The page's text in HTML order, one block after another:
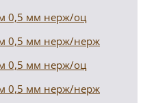
0,5 мм нерж/оц
0,5 мм нерж/нерж
0,5 мм нерж/оц
0,5 мм нерж/нерж